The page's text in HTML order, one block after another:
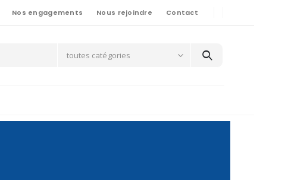
Nos engagements Nous rejoindre Contact
toutes catégories